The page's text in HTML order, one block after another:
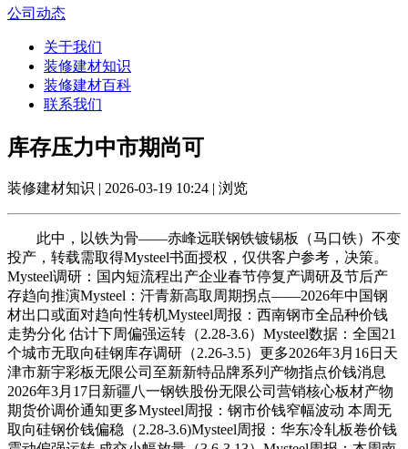
公司动态
关于我们
装修建材知识
装修建材百科
联系我们
库存压力中市期尚可
装修建材知识 | 2026-03-19 10:24 | 浏览
此中，以铁为骨——赤峰远联钢铁镀锡板（马口铁）不变
投产，转载需取得Mysteel书面授权，仅供客户参考，决策。
Mysteel调研：国内短流程出产企业春节停复产调研及节后产
存趋向推演Mysteel：汗青新高取周期拐点——2026年中国钢
材出口或面对趋向性转机Mysteel周报：西南钢市全品种价钱
走势分化 估计下周偏强运转（2.28-3.6）Mysteel数据：全国21
个城市无取向硅钢库存调研（2.26-3.5）更多2026年3月16日天
津市新宇彩板无限公司至新新特品牌系列产物指点价钱消息
2026年3月17日新疆八一钢铁股份无限公司营销核心板材产物
期货价调价通知更多Mysteel周报：钢市价钱窄幅波动 本周无
取向硅钢价钱偏稳（2.28-3.6)Mysteel周报：华东冷轧板卷价钱